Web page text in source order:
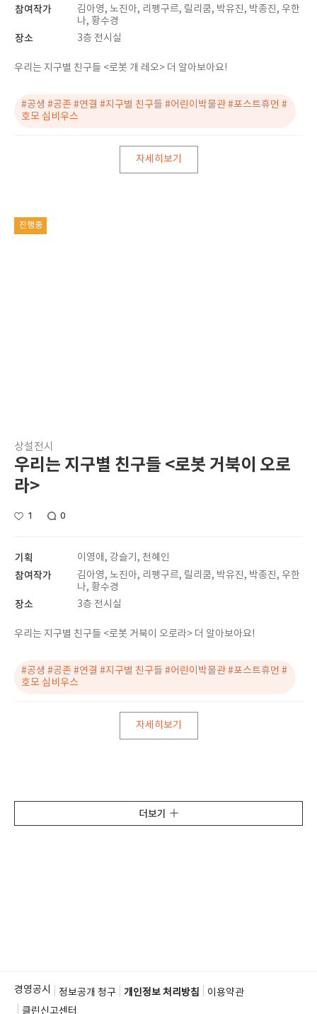
참여작가
김아영, 노진아, 리펭구르, 릴리쿰, 박유진, 박종진, 우한
나, 황수경
장소 3층 전시실
우리는 지구별 친구들 <로봇 개 레오> 더 알아보아요!
#공생 #공존 #연결 #지구별 친구들 #어린이박물관 #포스트휴먼 #
호모 심비우스
자세히보기
진행중
상설전시
우리는 지구별 친구들 <로봇 거북이 오로
라>
1 0
기획 이영애, 강슬기, 천혜인
참여작가
김아영, 노진아, 리펭구르, 릴리쿰, 박유진, 박종진, 우한
나, 황수경
장소 3층 전시실
우리는 지구별 친구들 <로봇 거북이 오로라> 더 알아보아요!
#공생 #공존 #연결 #지구별 친구들 #어린이박물관 #포스트휴먼 #
호모 심비우스
자세히보기
더보기
경영공시 정보공개 청구 개인정보 처리방침
이용약관
클린신고센터